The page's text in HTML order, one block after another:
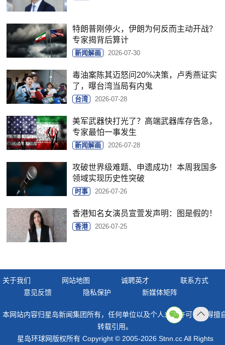
特朗普刚停火，伊朗为何反而主动开战？
专家揭背后算计
新闻解画 2026-07-30
毒油案陈其迈怒问20%决策，卢秀燕证实
了，曝台湾当局有内鬼
台湾 2026-07-28
美军武器快打光了？高端武器库存告急，
专家最怕一事发生
新闻解画 2026-07-28
攻破世界级难题、申遗成功！本周我国多
领域实现历史性突破
时事 2026-07-26
香港知名女演员宣萱发声明：图是假的！
香港 2026-07-25
关于我们 网站地图 诚聘英才
联系方式
意见反馈
隐私保护 新媒体矩阵
本网站内容归星岛新闻集团所有，任何单位以及个人未经许可，不得擅
转载引用。
星岛环球网版权所有 Copyright © 2005-2026 Stnn.cc All Rights
顶部